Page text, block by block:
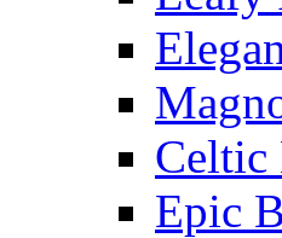
Epic